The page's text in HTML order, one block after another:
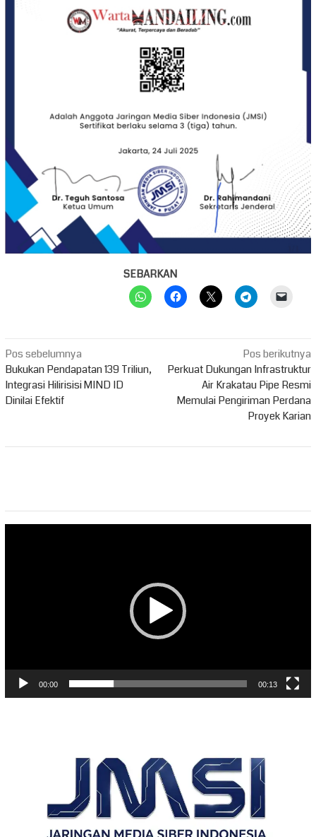
SEBARKAN
Navigasi
pos
Pos sebelumnya
Bukukan Pendapatan 139 Triliun,
Integrasi Hilirisisi MIND ID
Dinilai Efektif
Pos berikutnya
Perkuat Dukungan Infrastruktur
Air Krakatau Pipe Resmi
Memulai Pengiriman Perdana
Proyek Karian
00:00 00:13